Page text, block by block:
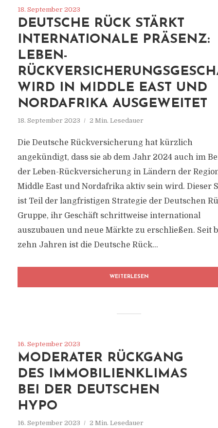
18. September 2023
DEUTSCHE RÜCK STÄRKT
INTERNATIONALE PRÄSENZ:
LEBEN-
WIRD IN MIDDLE EAST UND
NORDAFRIKA AUSGEWEITET
18. September 2023 2 Min. Lesedauer
Die Deutsche Rückversicherung hat kürzlich
angekündigt, dass sie ab dem Jahr 2024 auch im
der Leben-Rückversicherung in Ländern der
Middle East und Nordafrika aktiv sein wird. Dieser
ist Teil der langfristigen Strategie der Deutschen
Gruppe, ihr Geschäft schrittweise international
auszubauen und neue Märkte zu erschließen. Seit
zehn Jahren ist die Deutsche Rück...
WEITERLESEN
16. September 2023
MODERATER RÜCKGANG
DES IMMOBILIENKLIMAS
BEI DER DEUTSCHEN
HYPO
16. September 2023 2 Min. Lesedauer